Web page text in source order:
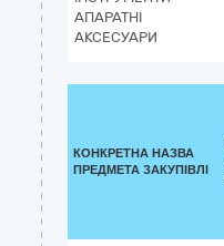
АПАРАТНІ
АКСЕСУАРИ
КОНКРЕТНА НАЗВА
ПРЕДМЕТА ЗАКУПІВЛІ